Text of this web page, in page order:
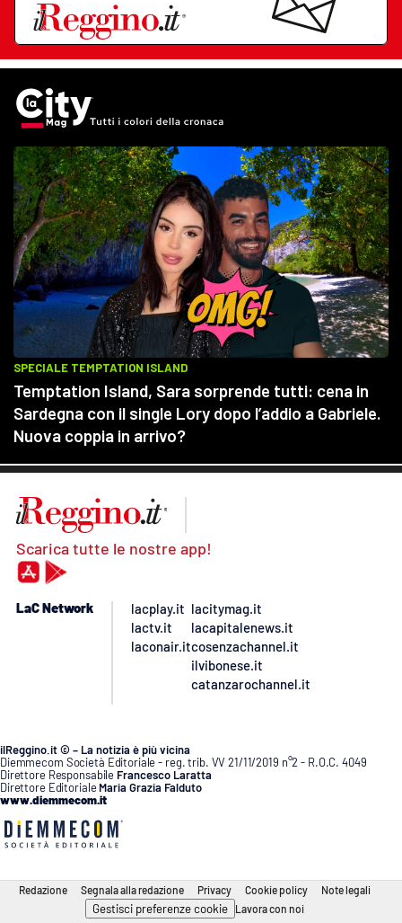
Scarica tutte le nostre app!
LaC Network
lacplay.it
lactv.it
laconair.it
lacitymag.it
lacapitalenews.it
cosenzachannel.it
ilvibonese.it
catanzarochannel.it
ilReggino.it © – La notizia è più vicina
Diemmecom Società Editoriale - reg. trib. VV 21/11/2019 n°2 - R.O.C. 4049
Direttore Responsabile Francesco Laratta
Direttore Editoriale Maria Grazia Falduto
www.diemmecom.it
Redazione Segnala alla redazione Privacy Cookie policy Note legali
Gestisci preferenze cookie Lavora con noi